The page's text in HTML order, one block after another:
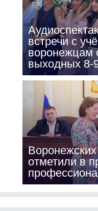
встречи с
воронежцам
выходных 8-
отметили в